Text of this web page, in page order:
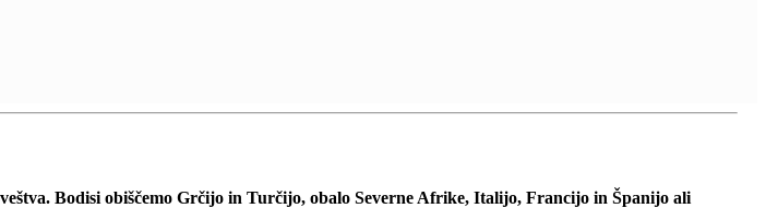
Bodisi obiščemo Grčijo in Turčijo, obalo Severne Afrike, Italijo, Francijo in Španijo ali